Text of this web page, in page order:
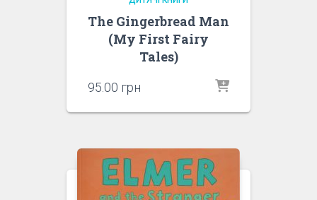
The Gingerbread Man
(My First Fairy
Tales)
95.00 грн